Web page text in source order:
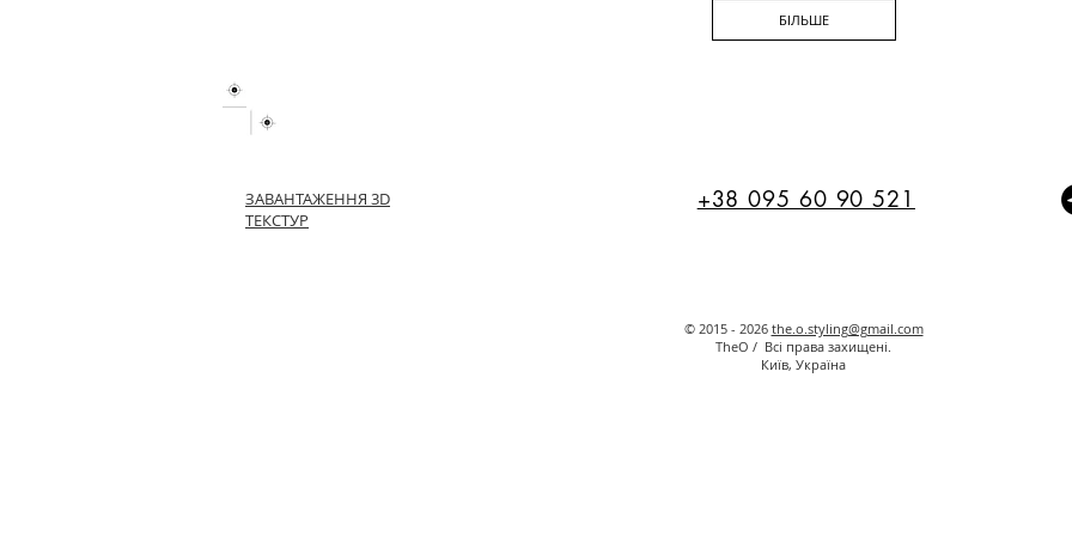
БІЛЬШЕ
ЗАВАНТАЖЕННЯ 3D
ТЕКСТУР
+38 095 60 90 521
© 2015 - 2026 the.o.styling@gmail.com
TheO / Всі права захищені.
Київ, Україна